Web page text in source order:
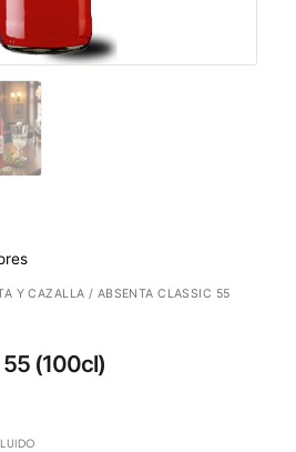
Y CAZALLA / ABSENTA CLASSIC 55
(100cl)